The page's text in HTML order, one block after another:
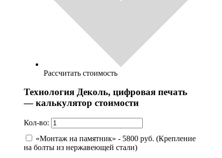
Рассчитать стоимость
Технология Деколь, цифровая печать
— калькулятор стоимости
Кол-во:
«Монтаж на памятник» - 5800 руб. (Крепление
на болты из нержавеющей стали)